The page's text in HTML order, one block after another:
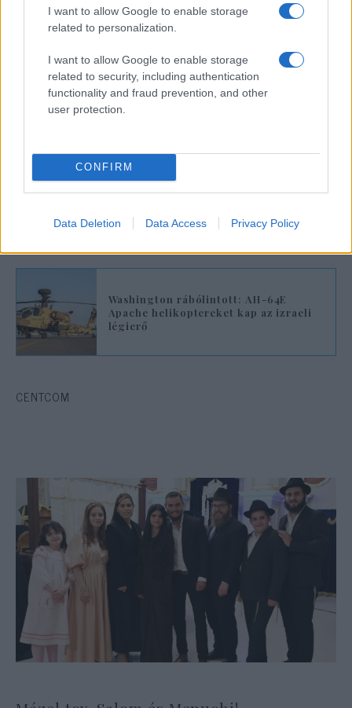
I want to allow Google to enable storage
related to personalization.
I want to allow Google to enable storage
related to security, including authentication
functionality and fraud prevention, and other
user protection.
CONFIRM
Data Deletion Data Access Privacy Policy
Ezen felül márciusban három amerikai F-15-ös
repülőgépet lőtt le a kuvaiti légvédelem egy
baráti tűz incidens során, de mind a hat
legénységi tag biztonságosan katapultált.
Bréking: Támadásba lendült a légierő,
bázisra
Washington rábólintott: AH-64E
Apache helikoptereket kap az izraeli
légierő
CENTCOM